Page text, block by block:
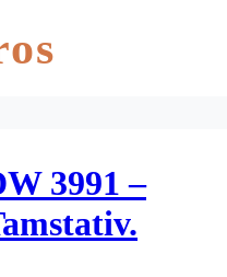
3991 –